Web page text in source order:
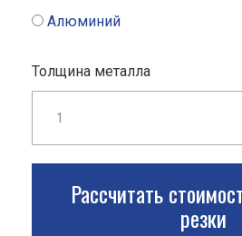
Алюминий
Толщина металла
Рассчитать
резки